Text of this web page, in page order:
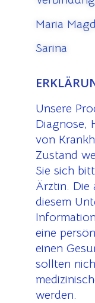
Maria
Sarina
Unsere
Diagnose,
von
Zustand
Sie sich
Ärztin. Die
diesem
eine
einen
sollten
werden.